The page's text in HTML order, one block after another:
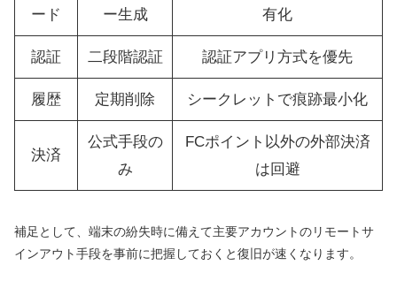
ード
ー生成
有化
認証 二段階認証 認証アプリ方式を優先
履歴 定期削除 シークレットで痕跡最小化
決済
公式手段の
み
FCポイント以外の外部決済
は回避
補足として、端末の紛失時に備えて主要アカウントのリモートサ
インアウト手段を事前に把握しておくと復旧が速くなります。